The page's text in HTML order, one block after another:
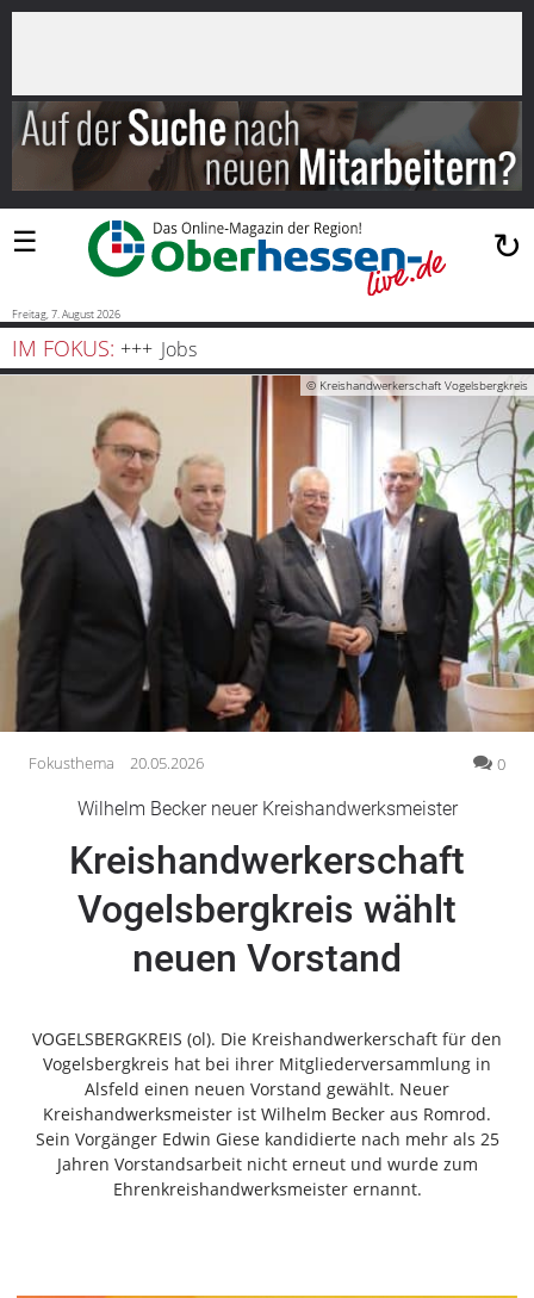
Suchen
Startseite
Blaulicht
Sport
Politik
Bauen
und
Wohnen
Freizeit
Gesellschaft
Gesundheit
Lifestyle
Wirtschaft
Vogelsberg
Alsfeld
Romrod
Homberg
Ohm
Schotten
Antrifttal
Feldatal
Freiensteinau
Gemünden
Grebenau
Grebenhain
×
☰ ↻
Freitag, 7. August 2026
IM FOKUS: Jobs
© Kreishandwerkerschaft Vogelsbergkreis
Fokusthema 20.05.2026 0
Wilhelm Becker neuer Kreishandwerksmeister
Kreishandwerkerschaft
Vogelsbergkreis wählt
neuen Vorstand
VOGELSBERGKREIS (ol). Die Kreishandwerkerschaft für den
Vogelsbergkreis hat bei ihrer Mitgliederversammlung in
Alsfeld einen neuen Vorstand gewählt. Neuer
Kreishandwerksmeister ist Wilhelm Becker aus Romrod.
Sein Vorgänger Edwin Giese kandidierte nach mehr als 25
Jahren Vorstandsarbeit nicht erneut und wurde zum
Ehrenkreishandwerksmeister ernannt.